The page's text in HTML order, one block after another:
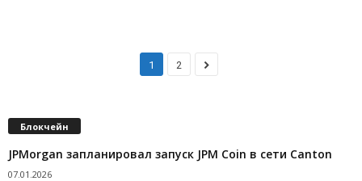
1 2
Блокчейн
JPMorgan запланировал запуск JPM Coin в сети Canton
07.01.2026